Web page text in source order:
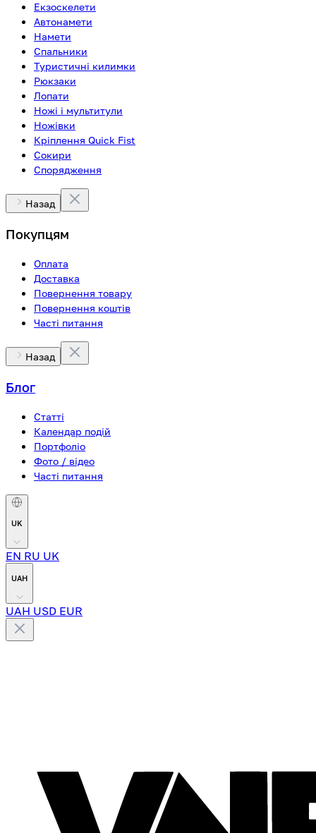
Екзоскелети
Автонамети
Намети
Спальники
Туристичні килимки
Рюкзаки
Лопати
Ножі і мультитули
Ножівки
Кріплення Quick Fist
Сокири
Спорядження
Назад
Покупцям
Оплата
Доставка
Повернення товару
Повернення коштів
Часті питання
Назад
Блог
Статті
Календар подій
Портфоліо
Фото / відео
Часті питання
UK
EN RU UK
UAH
UAH USD EUR